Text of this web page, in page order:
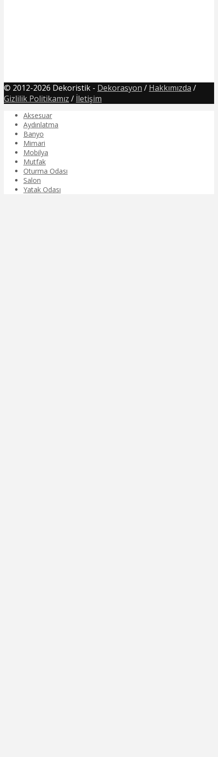
© 2012-2026 Dekoristik - Dekorasyon / Hakkımızda /
Gizlilik Politikamız / İletişim
Aksesuar
Aydınlatma
Banyo
Mimari
Mobilya
Mutfak
Oturma Odası
Salon
Yatak Odası